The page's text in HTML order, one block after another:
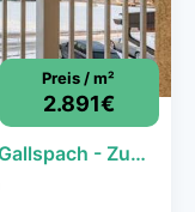
Preis / m²
2.891€
Attraktive ANLEGERWOHNUNG in Gallspach - Zukunftssicher